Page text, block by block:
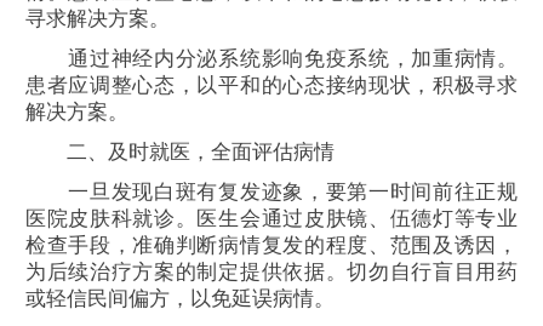
寻求解决方案。
通过神经内分泌系统影响免疫系统，加重病情。
患者应调整心态，以平和的心态接纳现状，积极寻求
解决方案。
二、及时就医，全面评估病情
一旦发现白斑有复发迹象，要第一时间前往正规
医院皮肤科就诊。医生会通过皮肤镜、伍德灯等专业
检查手段，准确判断病情复发的程度、范围及诱因，
为后续治疗方案的制定提供依据。切勿自行盲目用药
或轻信民间偏方，以免延误病情。